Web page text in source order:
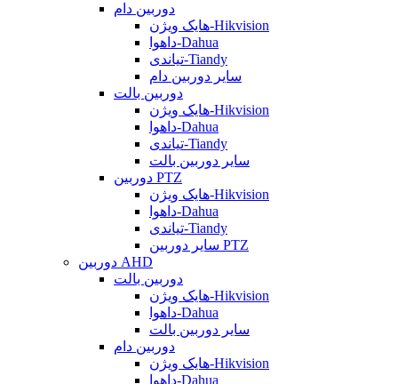
دوربین دام
هایک ویژن-Hikvision
داهوا-Dahua
تیاندی-Tiandy
سایر دوربین دام
دوربین بالت
هایک ویژن-Hikvision
داهوا-Dahua
تیاندی-Tiandy
سایر دوربین بالت
دوربین PTZ
هایک ویژن-Hikvision
داهوا-Dahua
تیاندی-Tiandy
سایر دوربین PTZ
دوربین AHD
دوربین بالت
هایک ویژن-Hikvision
داهوا-Dahua
سایر دوربین بالت
دوربین دام
هایک ویژن-Hikvision
داهوا-Dahua